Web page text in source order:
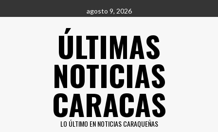
al
agosto 9, 2026
ÚLTIMAS
NOTICIAS
CARACAS
LO ÚLTIMO EN NOTICIAS CARAQUEÑAS